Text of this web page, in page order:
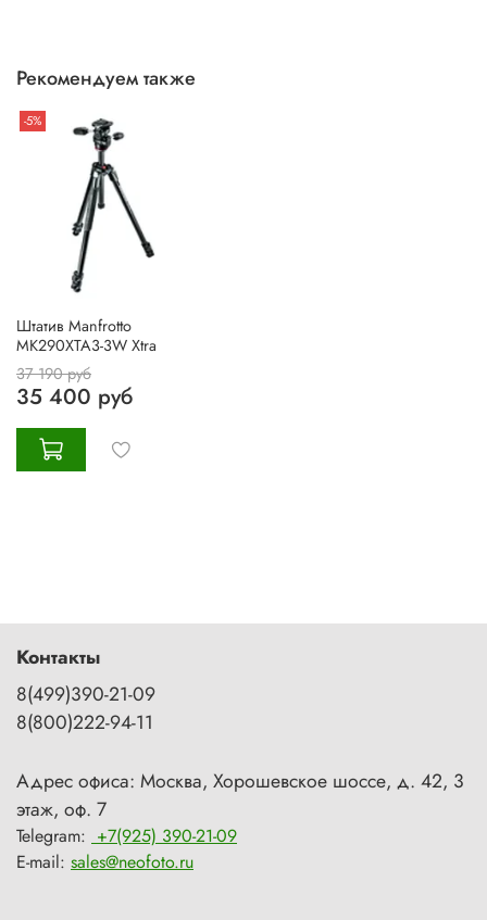
Рекомендуем также
-5%
Штатив Manfrotto
MK290XTA3-3W Xtra
37 190 руб
35 400 руб
Контакты
8(499)390-21-09
8(800)222-94-11
Адрес офиса: Москва, Хорошевское шоссе, д. 42, 3
этаж, оф. 7
Telegram: +7(925) 390-21-09
E-mail: sales@neofoto.ru